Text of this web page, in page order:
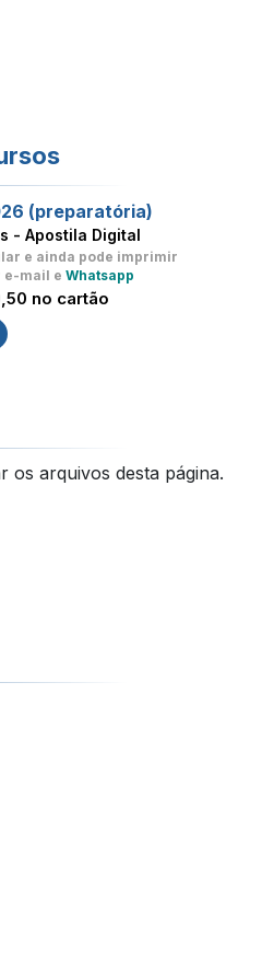
(preparatória)
- Apostila Digital
e ainda pode imprimir
e-mail e Whatsapp
no cartão
os arquivos desta página.